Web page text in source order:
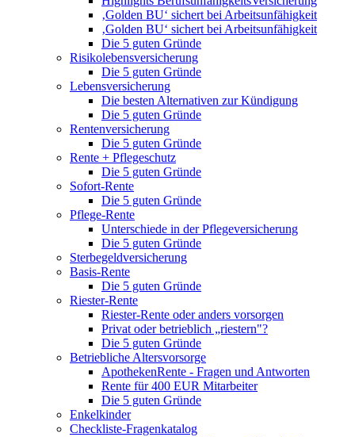
‚Golden BU‘ sichert bei Arbeitsunfähigkeit
‚Golden BU‘ sichert bei Arbeitsunfähigkeit
Die 5 guten Gründe
Risikolebensversicherung
Die 5 guten Gründe
Lebensversicherung
Die besten Alternativen zur Kündigung
Die 5 guten Gründe
Rentenversicherung
Die 5 guten Gründe
Rente + Pflegeschutz
Die 5 guten Gründe
Sofort-Rente
Die 5 guten Gründe
Pflege-Rente
Unterschiede in der Pflegeversicherung
Die 5 guten Gründe
Sterbegeldversicherung
Basis-Rente
Die 5 guten Gründe
Riester-Rente
Riester-Rente oder anders vorsorgen
Privat oder betrieblich „riestern"?
Die 5 guten Gründe
Betriebliche Altersvorsorge
ApothekenRente - Fragen und Antworten
Rente für 400 EUR Mitarbeiter
Die 5 guten Gründe
Enkelkinder
Checkliste-Fragenkatalog